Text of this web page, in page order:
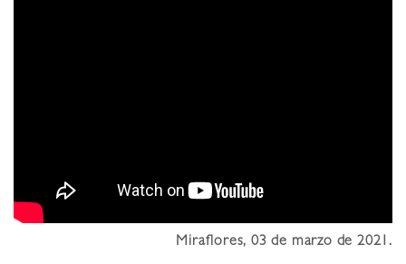
Miraflores, 03 de marzo de 2021.